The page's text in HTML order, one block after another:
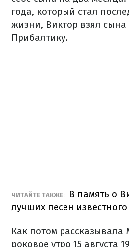
года, который стал
жизни, Виктор взял сына
Прибалтику.
ЧИТАЙТЕ ТАКЖЕ:
В память о
лучших песен
Как потом рассказывала
роковое утро 15 августа